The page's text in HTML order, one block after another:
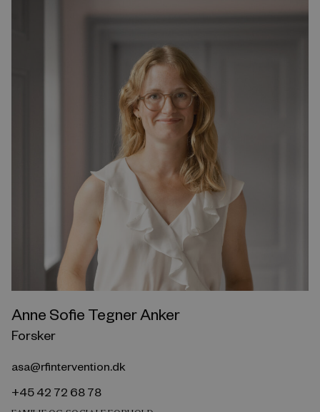
Anne Sofie Tegner Anker
Forsker
asa@rfintervention.dk
+45 42 72 68 78